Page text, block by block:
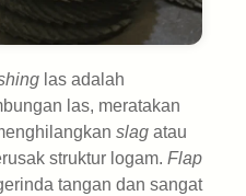
las adalah
las, meratakan
slag atau
struktur logam. Flap
tangan dan sangat